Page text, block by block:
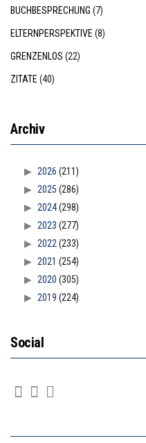
BUCHBESPRECHUNG (7)
ELTERNPERSPEKTIVE(8)
GRENZENLOS (22)
ZITATE(40)
Archiv
2026 (211)
2025 (286)
2024(298)
2023 (277)
2022(233)
2021 (254)
2020 (305)
2019 (224)
Social